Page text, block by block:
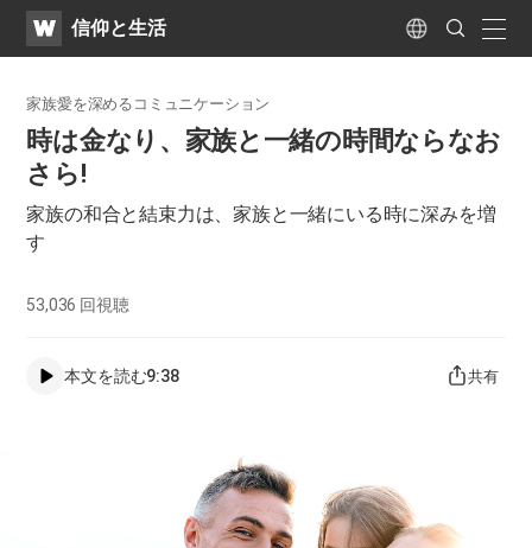
WATV​信仰と生活 Language
Search
Submit
家族愛を深めるコミュニケーション
時は金なり、家族と一緒の時間ならなお
さら!
家族の和合と結束力は、家族と一緒にいる時に深みを増
す
53,036 回視聴
本文を読む9:38 共有